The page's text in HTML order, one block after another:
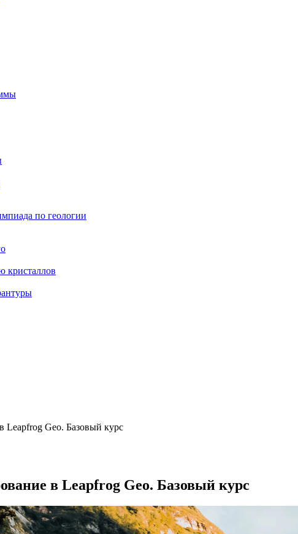
по геологии
кристаллов
Leapfrog Geo. Базовый курс
в Leapfrog Geo. Базовый курс